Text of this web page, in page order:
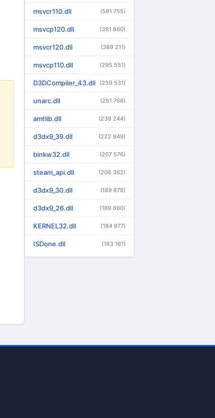
msvcr110.dll (591 755)
msvcp120.dll (391 860)
msvcr120.dll (389 211)
msvcp110.dll (295 551)
D3DCompiler_43.dll (259 531)
unarc.dll (251 766)
amtlib.dll (239 244)
d3dx9_39.dll (222 949)
binkw32.dll (207 576)
steam_api.dll (206 362)
d3dx9_30.dll (189 878)
d3dx9_26.dll (189 660)
KERNEL32.dll (184 977)
ISDone.dll (183 161)